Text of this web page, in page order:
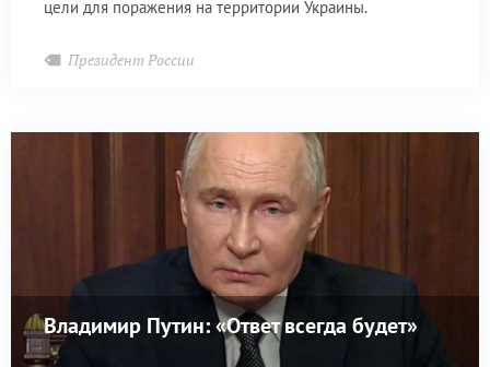
цели для поражения на территории Украины.
Президент России
Владимир Путин: «Ответ всегда будет»